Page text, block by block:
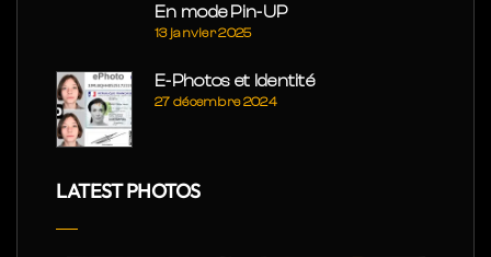
En mode Pin-UP
13 janvier 2025
E-Photos et Identité
27 décembre 2024
LATEST PHOTOS